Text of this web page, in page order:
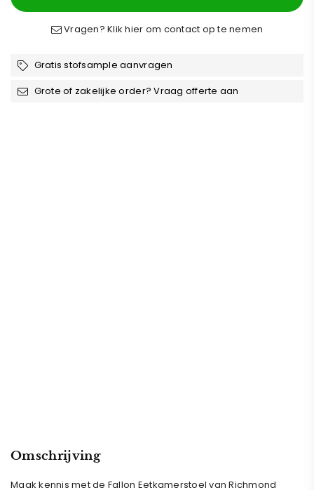
Vragen? Klik hier om contact op te nemen
Gratis stofsample aanvragen
Grote of zakelijke order? Vraag offerte aan
Omschrijving
Maak kennis met de Fallon Eetkamerstoel van Richmond